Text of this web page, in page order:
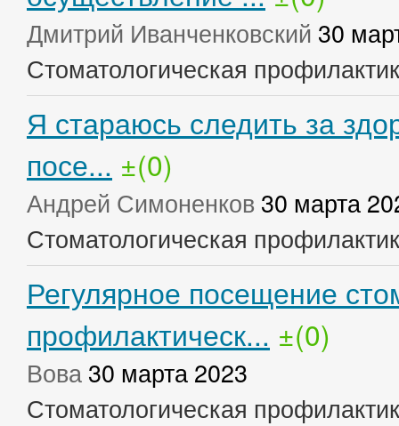
Дмитрий Иванченковский 30
Стоматологическая
Я стараюсь следить за
посе... ±(0)
Андрей Симоненков 30 марта
Стоматологическая
Регулярное посещение
профилактическ... ±(0)
Вова 30 марта 2023
Стоматологическая